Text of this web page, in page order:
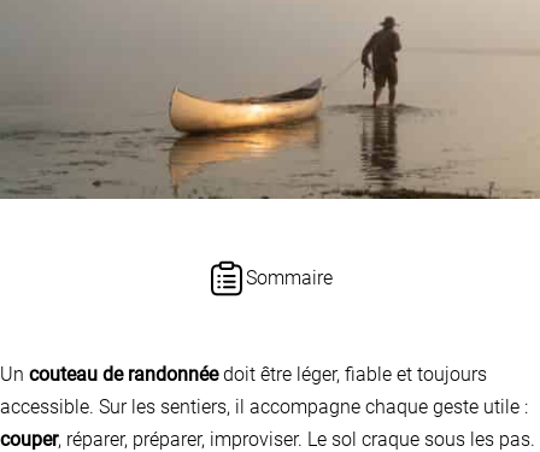
Sommaire
Un couteau de randonnéedoit être léger, fiable et toujours
accessible. Sur les sentiers, il accompagne chaque geste utile :
couper, réparer, préparer, improviser. Le sol craque sous les pas.